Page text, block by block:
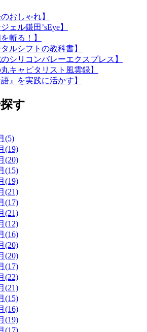
おしゃれ】
ェル鎌田’sEye】
斬る！】
ルシフトの教科書】
シリコンバレーエクスプレス】
キャピタリスト風雲録】
』を実践に活かす】
す
(5)
(19)
(20)
(15)
(19)
(21)
(17)
(21)
(12)
(16)
(20)
(20)
(17)
(22)
(21)
(15)
(16)
(19)
(17)